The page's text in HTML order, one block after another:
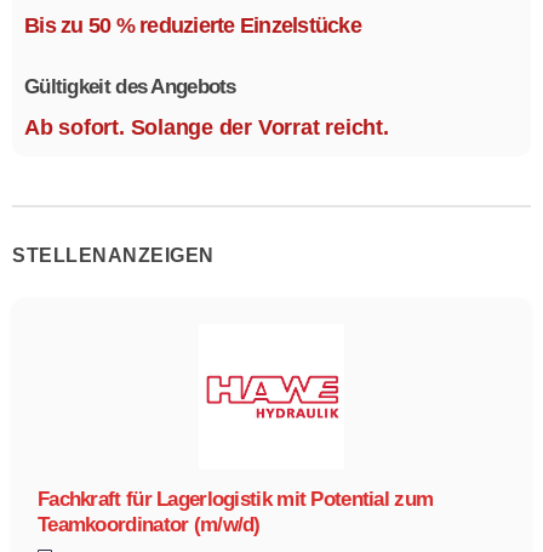
Ausstattungsvarianten.
Bis zu 50 % reduzierte Einzelstücke
Gültigkeit des Angebots
Ab sofort. Solange der Vorrat reicht.
STELLENANZEIGEN
Fachkraft für Lagerlogistik mit Potential zum
Teamkoordinator (m/w/d)